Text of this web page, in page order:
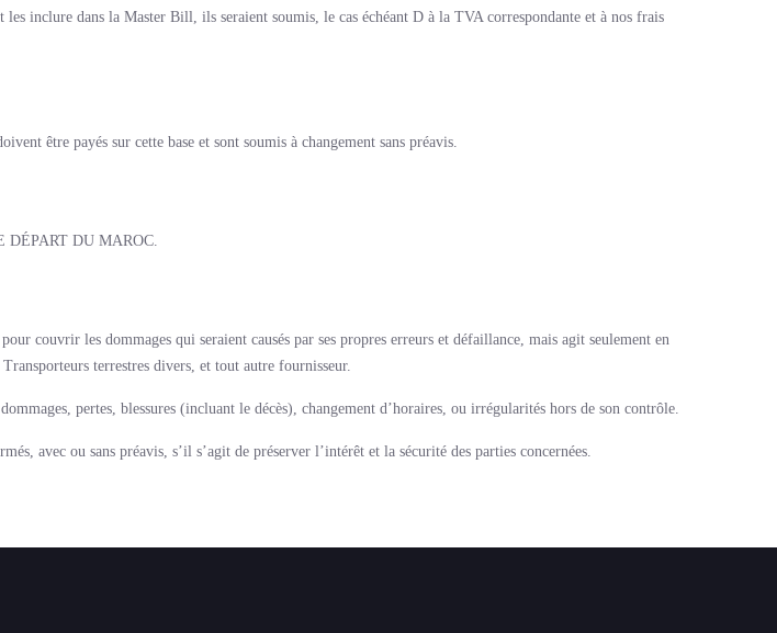
inclure dans la Master Bill, ils seraient soumis, le cas échéant D à la TVA correspondante et à nos frais
être payés sur cette base et sont soumis à changement sans préavis.
DÉPART DU MAROC.
couvrir les dommages qui seraient causés par ses propres erreurs et défaillance, mais agit seulement en
terrestres divers, et tout autre fournisseur.
pertes, blessures (incluant le décès), changement d’horaires, ou irrégularités hors de son contrôle.
avec ou sans préavis, s’il s’agit de préserver l’intérêt et la sécurité des parties concernées.